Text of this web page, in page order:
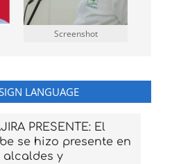
Screenshot
LANGUAGE
PRESENTE: El
se hizo presente en
alcaldes y